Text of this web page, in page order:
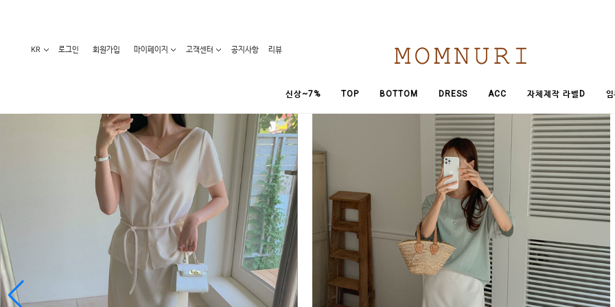
KR 로그인 회원가입 마이페이지 고객센터 공지사항 리뷰
신상~7% TOP BOTTOM DRESS ACC 자체제작 라벨D
카테고리
베스트100
라벨디
세일50-80%
임산부화장품
1+1세일
기획전
블라우스/니트
티/나시
아우터
임산부하의
레깅스/스타킹
수유복
코디아이템
특가상품
홈웨어
요가복
수영복
언더웨어
앱특가